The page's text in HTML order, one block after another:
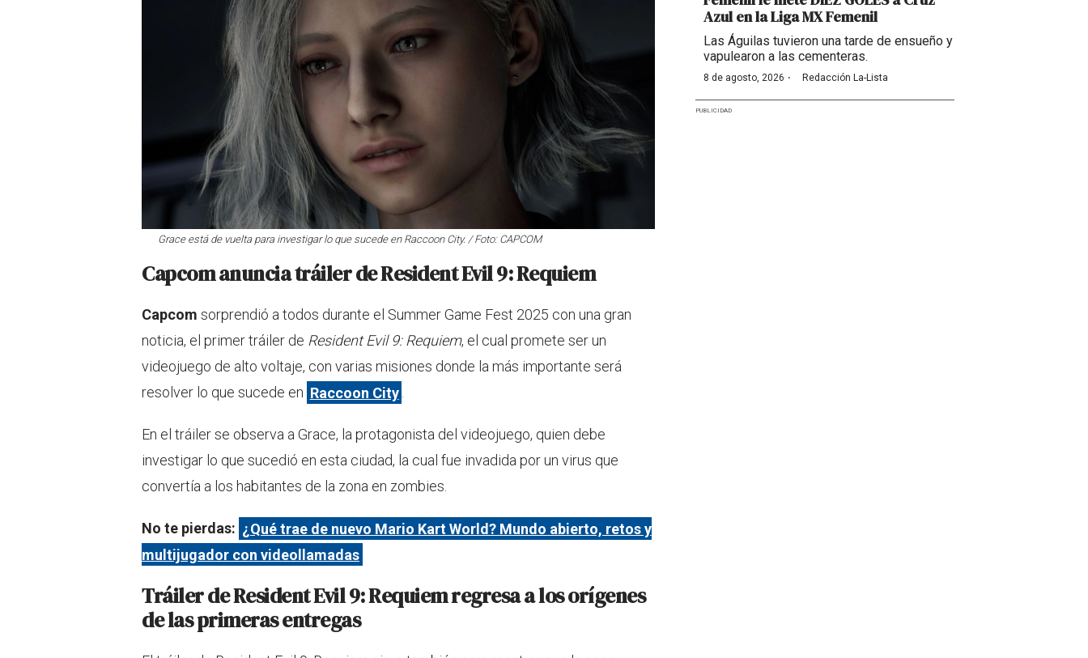
Grace está de vuelta para investigar lo que sucede en Raccoon City. / Foto: CAPCOM
Capcom anuncia tráiler de Resident Evil 9: Requiem
Capcom sorprendió a todos durante el Summer Game Fest 2025 con una gran
noticia, el primer tráiler de Resident Evil 9: Requiem, el cual promete ser un
videojuego de alto voltaje, con varias misiones donde la más importante será
resolver lo que sucede en Raccoon City .
En el tráiler se observa a Grace, la protagonista del videojuego, quien debe
investigar lo que sucedió en esta ciudad, la cual fue invadida por un virus que
convertía a los habitantes de la zona en zombies.
No te pierdas: ¿Qué trae de nuevo Mario Kart World? Mundo abierto, retos y
multijugador con videollamadas
Tráiler de Resident Evil 9: Requiem regresa a los orígenes
de las primeras entregas
Azul en la Liga MX Femenil
Las Águilas tuvieron una tarde de ensueño y
vapulearon a las cementeras.
8 de agosto, 2026 · Redacción La-Lista
PUBLICIDAD